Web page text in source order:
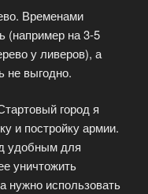
Временами
(например на 3-5
у ливеров), а
не выгодно.
город я
и постройку армии.
удобным для
уничтожить
нужно использовать